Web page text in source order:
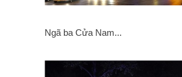
Ngã ba Cửa Nam...